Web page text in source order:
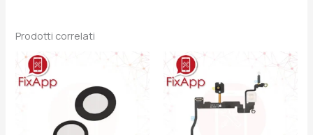
Prodotti correlati